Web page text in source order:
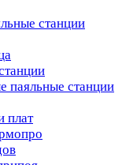
станции
паяльные станции
плат